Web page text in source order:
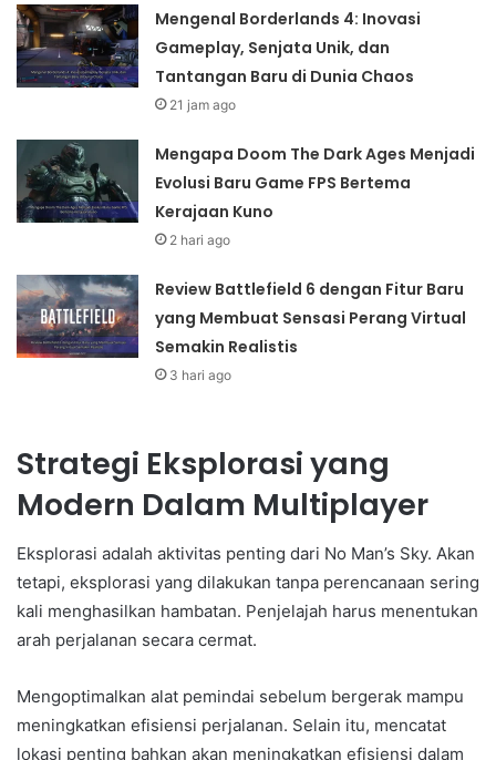
Mengenal Borderlands 4: Inovasi
Gameplay, Senjata Unik, dan
Tantangan Baru di Dunia Chaos
21 jam ago
Mengapa Doom The Dark Ages Menjadi
Evolusi Baru Game FPS Bertema
Kerajaan Kuno
2 hari ago
Review Battlefield 6 dengan Fitur Baru
yang Membuat Sensasi Perang Virtual
Semakin Realistis
3 hari ago
Strategi Eksplorasi yang
Modern Dalam Multiplayer
Eksplorasi adalah aktivitas penting dari No Man’s Sky. Akan
tetapi, eksplorasi yang dilakukan tanpa perencanaan sering
kali menghasilkan hambatan. Penjelajah harus menentukan
arah perjalanan secara cermat.
Mengoptimalkan alat pemindai sebelum bergerak mampu
meningkatkan efisiensi perjalanan. Selain itu, mencatat
lokasi penting bahkan akan meningkatkan efisiensi dalam